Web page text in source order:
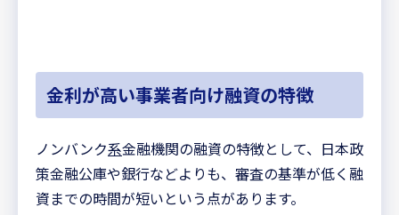
金利が高い事業者向け融資の特徴
ノンバンク系金融機関の融資の特徴として、日本政
策金融公庫や銀行などよりも、審査の基準が低く融
資までの時間が短いという点があります。